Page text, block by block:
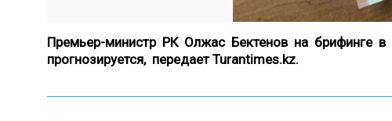
Премьер-министр РК Олжас Бектенов на брифинге в
прогнозируется, передает Turantimes.kz.